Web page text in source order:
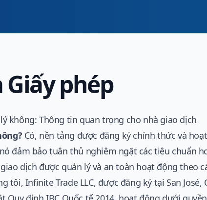
phép
không: Thông tin quan trọng cho nhà giao dịch
Có, nền tảng được đăng ký chính thức và
đảm bảo tuân thủ nghiêm ngặt các tiêu chuẩn
dịch được quản lý và an toàn hoạt động theo
tôi, Infinite Trade LLC, được đăng ký tại San José,